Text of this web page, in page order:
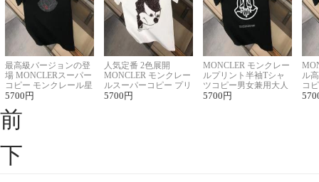
最高級バージョンの登
場 MONCLERスーパー
コピー モンクレール星
座半袖Tシャツ
5700 円
人気定番 2色展開
MONCLER モンクレー
ルスーパーコピー プリ
ント半袖Tシャツ
5700 円
MONCLER モンクレー
ルプリント半袖Tシャ
ツコピー男女兼用大人
可愛い春夏コーデ
5700 円
ル
コ
ィ
前
下